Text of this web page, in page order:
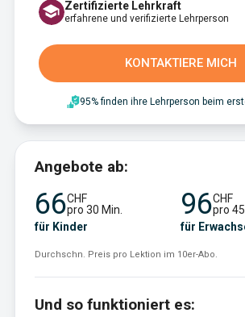
Zertifizierte Lehrkraft
erfahrene und verifizierte Lehrperson
KONTAKTIERE MICH
95% finden ihre Lehrperson beim
Angebote ab:
66CHF
pro 30 Min.
für Kinder
96CHF
pro 45
für
Durchschn. Preis pro Lektion im 10er-Abo.
Und so funktioniert es: